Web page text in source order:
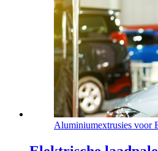
Aluminiumextrusies voor